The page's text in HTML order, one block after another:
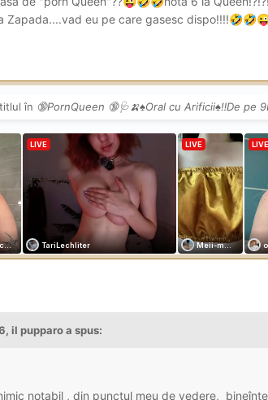
este adânc, nimic de zis , dar din
dat limbi în pizda, dar cred ca era curata.
ca am achitat suplimentar si inutil FK-ul care
9 , pentru ca în preambulul futului a fost super
se vede mai sus.
, de serviciu , de nerevenit.
Zapada....vad eu pe care gasesc dispo!!!!🤣🤣
în 🔞PornQueen 🔞🩺🍌♠️Oral cu Arificii♠️‼️De pe
il pupparoa spus:
notabil , din punctul meu de vedere,